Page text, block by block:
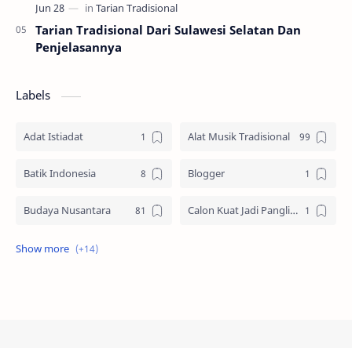
Tarian Tradisional Dari Sulawesi Selatan Dan
Penjelasannya
Labels
Adat Istiadat Alat Musik Tradisional
Batik Indonesia Blogger
Budaya Nusantara Calon Kuat Jadi Panglima TNI
Jasa website